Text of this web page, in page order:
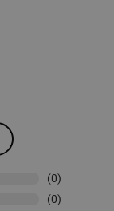
(0)
(0)